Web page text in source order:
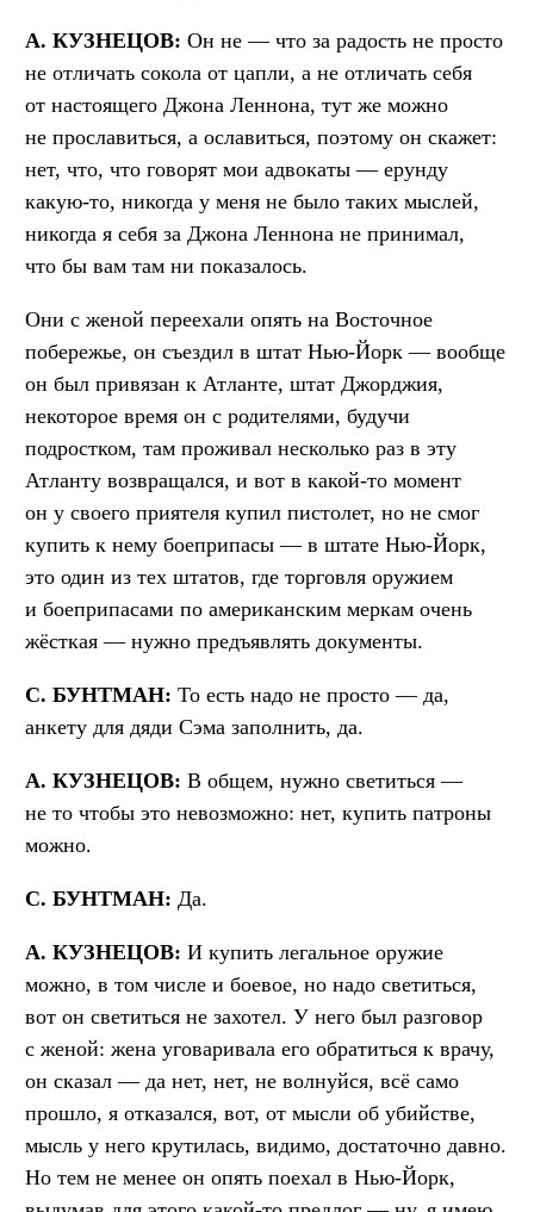
А. КУЗНЕЦОВ: Он не — что за радость не просто
не отличать сокола от цапли, а не отличать себя
от настоящего Джона Леннона, тут же можно
не прославиться, а ославиться, поэтому он скажет:
нет, что, что говорят мои адвокаты — ерунду
какую-то, никогда у меня не было таких мыслей,
никогда я себя за Джона Леннона не принимал,
что бы вам там ни показалось.
Они с женой переехали опять на Восточное
побережье, он съездил в штат Нью-Йорк — вообще
он был привязан к Атланте, штат Джорджия,
некоторое время он с родителями, будучи
подростком, там проживал несколько раз в эту
Атланту возвращался, и вот в какой-то момент
он у своего приятеля купил пистолет, но не смог
купить к нему боеприпасы — в штате Нью-Йорк,
это один из тех штатов, где торговля оружием
и боеприпасами по американским меркам очень
жёсткая — нужно предъявлять документы.
С. БУНТМАН: То есть надо не просто — да,
анкету для дяди Сэма заполнить, да.
А. КУЗНЕЦОВ: В общем, нужно светиться —
не то чтобы это невозможно: нет, купить патроны
можно.
С. БУНТМАН: Да.
А. КУЗНЕЦОВ: И купить легальное оружие
можно, в том числе и боевое, но надо светиться,
вот он светиться не захотел. У него был разговор
с женой: жена уговаривала его обратиться к врачу,
он сказал — да нет, нет, не волнуйся, всё само
прошло, я отказался, вот, от мысли об убийстве,
мысль у него крутилась, видимо, достаточно давно.
Но тем не менее он опять поехал в Нью-Йорк,